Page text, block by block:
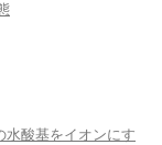
酸基をイオンにす